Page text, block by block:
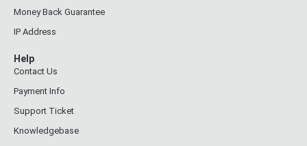
Money Back Guarantee
IP Address
Help
Contact Us
Payment Info
Support Ticket
Knowledgebase